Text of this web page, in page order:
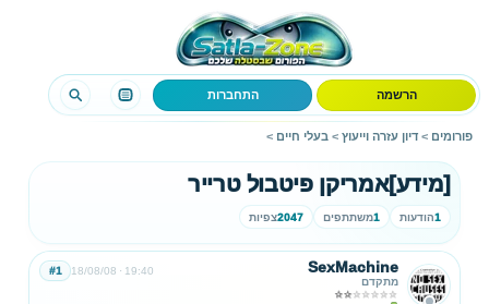
הרשמה התחברות
פורומים > דיון עזרה וייעוץ > בעלי חיים >
[מידע]אמריקן פיטבול טרייר
1הודעות 1משתתפים 2047צפיות
SexMachine
מתקדם
18/08/08 19:40
#1